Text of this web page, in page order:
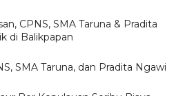
CPNS, SMA Taruna & Pradita
di Balikpapan
SMA Taruna, dan Pradita Ngawi